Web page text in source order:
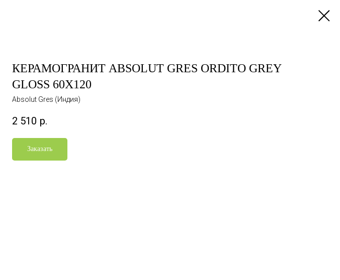
КЕРАМОГРАНИТ ABSOLUT GRES ORDITO GREY
GLOSS 60X120
Absolut Gres (Индия)
2 510 р.
Заказать